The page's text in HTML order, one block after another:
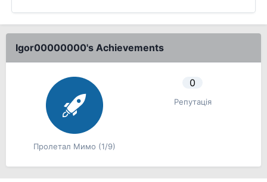
Igor00000000's Achievements
Пролетал Мимо (1/9)
0
Репутація